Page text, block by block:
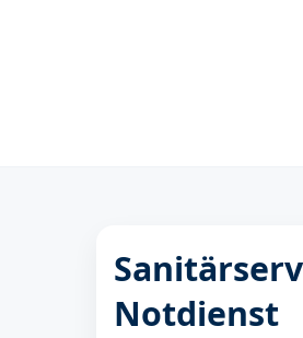
Notdienst